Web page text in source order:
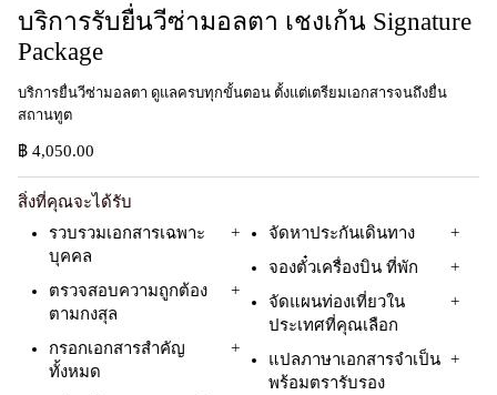
บริการรับยื่นวีซ่ามอลตา เชงเก้น Signature
Package ​
บริการยื่นวีซ่ามอลตา ดูแลครบทุกขั้นตอน ตั้งแต่เตรียมเอกสารจนถึงยื่น
สถานทูต​
฿ 4,050.00
สิ่งที่คุณจะได้รับ
จัดหาประกันเดินทาง
จองตั๋วเครื่องบิน ที่พัก
จัดแผนท่องเที่ยวใน
ประเทศที่คุณเลือก
แปลภาษาเอกสารจำเป็น
พร้อมตรารับรอง
รวบรวมเอกสารเฉพาะ
บุคคล
ตรวจสอบความถูกต้อง
ตามกงสุล
กรอกเอกสารสำคัญ
ทั้งหมด